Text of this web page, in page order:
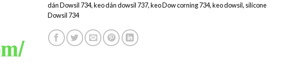
dán Dowsil 734,keo dán dowsil 737,keo Dow corning 734,keo dowsil, silicone
Dowsil 734